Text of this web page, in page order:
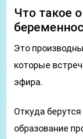
Что такое
Это
которые
эфира.
Откуда
образование